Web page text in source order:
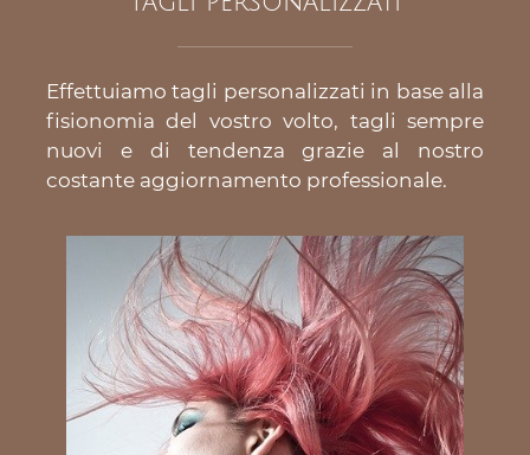
Effettuiamo tagli personalizzati in base alla
fisionomia del vostro volto, tagli sempre
nuovi e di tendenza grazie al nostro
costante aggiornamento professionale.